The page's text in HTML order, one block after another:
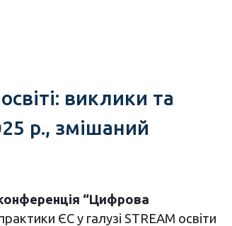
виклики та
р., змішаний
“Цифрова
ЄС у галузі STREAM освіти